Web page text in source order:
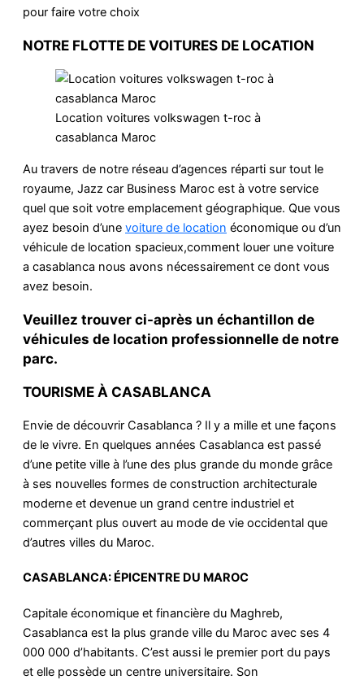
pour faire votre choix
NOTRE FLOTTE DE VOITURES DE LOCATION
Location voitures volkswagen t-roc à
casablanca Maroc
Au travers de notre réseau d’agences réparti sur tout le
royaume, Jazz car Business Maroc est à votre service
quel que soit votre emplacement géographique. Que vous
ayez besoin d’une voiture de location économique ou d’un
véhicule de location spacieux,comment louer une voiture
a casablanca nous avons nécessairement ce dont vous
avez besoin.
Veuillez trouver ci-après un échantillon de
véhicules de location professionnelle de notre
parc.
TOURISME À CASABLANCA
Envie de découvrir Casablanca ? Il y a mille et une façons
de le vivre. En quelques années Casablanca est passé
d’une petite ville à l’une des plus grande du monde grâce
à ses nouvelles formes de construction architecturale
moderne et devenue un grand centre industriel et
commerçant plus ouvert au mode de vie occidental que
d’autres villes du Maroc.
CASABLANCA: ÉPICENTRE DU MAROC
Capitale économique et financière du Maghreb,
Casablanca est la plus grande ville du Maroc avec ses 4
000 000 d’habitants. C’est aussi le premier port du pays
et elle possède un centre universitaire. Son